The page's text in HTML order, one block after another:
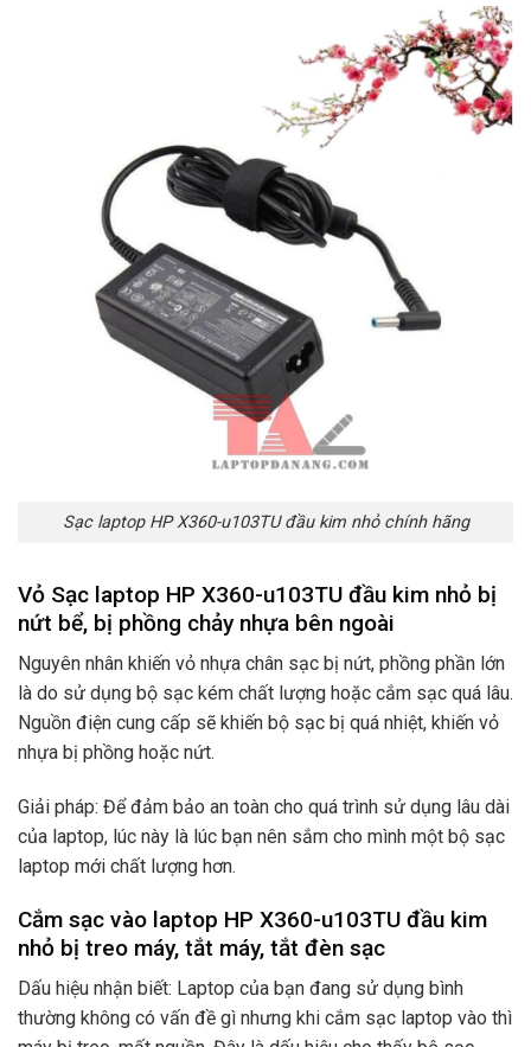
Sạc laptop HP X360-u103TU đầu kim nhỏ chính hãng
Vỏ Sạc laptop HP X360-u103TU đầu kim nhỏ bị
nứt bể, bị phồng chảy nhựa bên ngoài
Nguyên nhân khiến vỏ nhựa chân sạc bị nứt, phồng phần lớn
là do sử dụng bộ sạc kém chất lượng hoặc cắm sạc quá lâu.
Nguồn điện cung cấp sẽ khiến bộ sạc bị quá nhiệt, khiến vỏ
nhựa bị phồng hoặc nứt.
Giải pháp: Để đảm bảo an toàn cho quá trình sử dụng lâu dài
của laptop, lúc này là lúc bạn nên sắm cho mình một bộ sạc
laptop mới chất lượng hơn.
Cắm sạc vào laptop HP X360-u103TU đầu kim
nhỏ bị treo máy, tắt máy, tắt đèn sạc
Dấu hiệu nhận biết: Laptop của bạn đang sử dụng bình
thường không có vấn đề gì nhưng khi cắm sạc laptop vào thì